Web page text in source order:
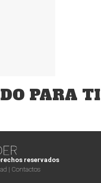
PARA TI
reservados
| Contactos